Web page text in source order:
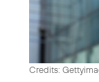
Credits: